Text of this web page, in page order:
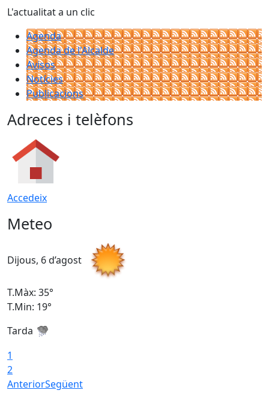
L'actualitat a un clic
Agenda
Agenda de l'Alcalde
Avisos
Notícies
Publicacions
Adreces i telèfons
Accedeix
Meteo
Dijous, 6 d’agost
T.Màx: 35°
T.Min: 19°
Tarda
1
2
AnteriorSegüent